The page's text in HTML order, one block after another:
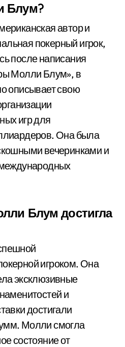
Блум?
автор и
покерный игрок,
после написания
Молли Блум», в
описывает свою
игр для
Она была
вечеринками и
Блум достигла
игроком. Она
эксклюзивные
и
достигали
Молли смогла
состояние от